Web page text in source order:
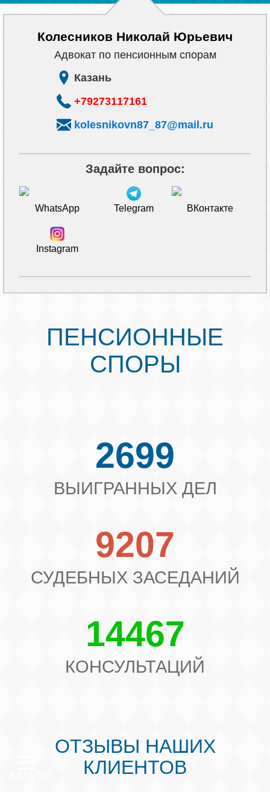
Колесников Николай Юрьевич
Адвокат по пенсионным спорам
Казань
+79273117161
kolesnikovn87_87@mail.ru
Задайте вопрос:
WhatsApp Telegram ВКонтакте
Instagram
ПЕНСИОННЫЕ
СПОРЫ
2699
ВЫИГРАННЫХ ДЕЛ
9207
СУДЕБНЫХ ЗАСЕДАНИЙ
14467
КОНСУЛЬТАЦИЙ
ОТЗЫВЫ НАШИХ
КЛИЕНТОВ